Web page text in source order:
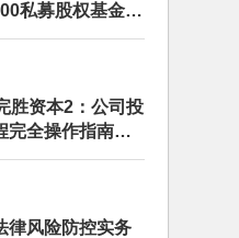
私募股权基金律
胜资本2：公司投
完全操作指南》
版
律风险防控实务